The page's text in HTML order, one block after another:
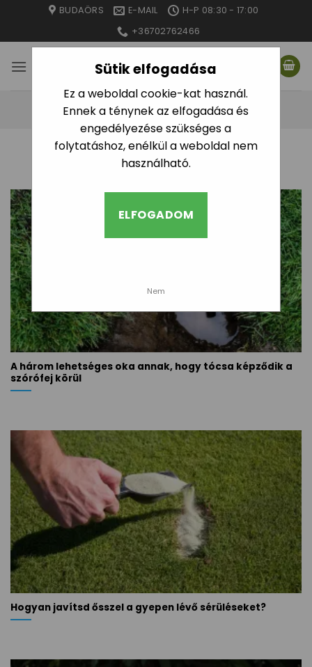
Sütik elfogadása
Ez a weboldal cookie-kat használ.
Ennek a ténynek az elfogadása és
engedélyezése szükséges a
folytatáshoz, enélkül a weboldal nem
használható.
ELFOGADOM
Nem
content
BUDAÖRS E-MAIL
H-P 08:30 - 17:00
+36702762466
KATEGÓRIA ARCHÍVUMOK:
A három lehetséges oka annak, hogy tócsa képződik a
szórófej körül
Hogyan javítsd ősszel a gyepen lévő sérüléseket?